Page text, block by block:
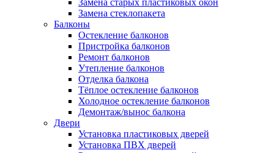
Замена стеклопакета
Балконы
Остекление балконов
Пристройка балконов
Ремонт балконов
Утепление балконов
Отделка балкона
Тёплое остекление балконов
Холодное остекление балконов
Демонтаж/вынос балкона
Двери
Установка пластиковых дверей
Установка ПВХ дверей